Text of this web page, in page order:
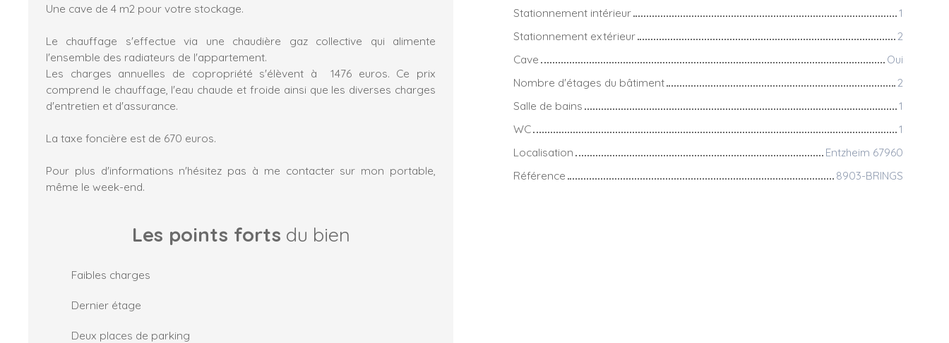
Une cave de 4 m2 pour votre stockage.
Le chauffage s'effectue via une chaudière gaz collective qui alimente
l'ensemble des radiateurs de l'appartement.
Les charges annuelles de copropriété s'élèvent à 1476 euros. Ce prix
comprend le chauffage, l'eau chaude et froide ainsi que les diverses charges
d'entretien et d'assurance.
La taxe foncière est de 670 euros.
Pour plus d'informations n'hésitez pas à me contacter sur mon portable,
même le week-end.
Les points forts du bien
Faibles charges
Dernier étage
Deux places de parking
Stationnement intérieur
1
Stationnement extérieur
2
Cave
Oui
Nombre d'étages du bâtiment
2
Salle de bains
1
WC
1
Localisation
Entzheim 67960
Référence
8903-BRINGS